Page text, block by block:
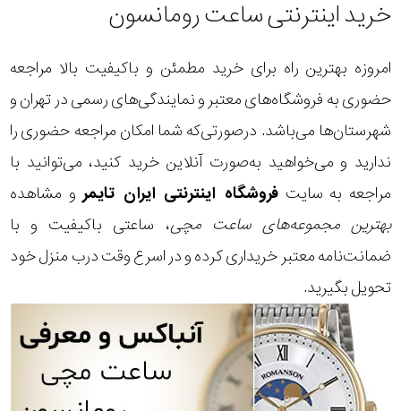
خرید اینترنتی ساعت رومانسون
امروزه بهترین راه برای خرید مطمئن و باکیفیت بالا مراجعه
حضوری به فروشگاه‌های معتبر و نمایندگی‌های رسمی در تهران و
شهرستان‌ها می‌باشد. درصورتی‌که شما امکان مراجعه حضوری را
ندارید و می‌خواهید به‌صورت آنلاین خرید کنید، می‌توانید با
مراجعه به سایت فروشگاه اینترنتی ایران تایمرو مشاهده
بهترین مجموعه‌های ساعت مچی، ساعتی باکیفیت و با
ضمانت‌نامه معتبر خریداری کرده و در اسرع وقت درب منزل خود
تحویل بگیرید.